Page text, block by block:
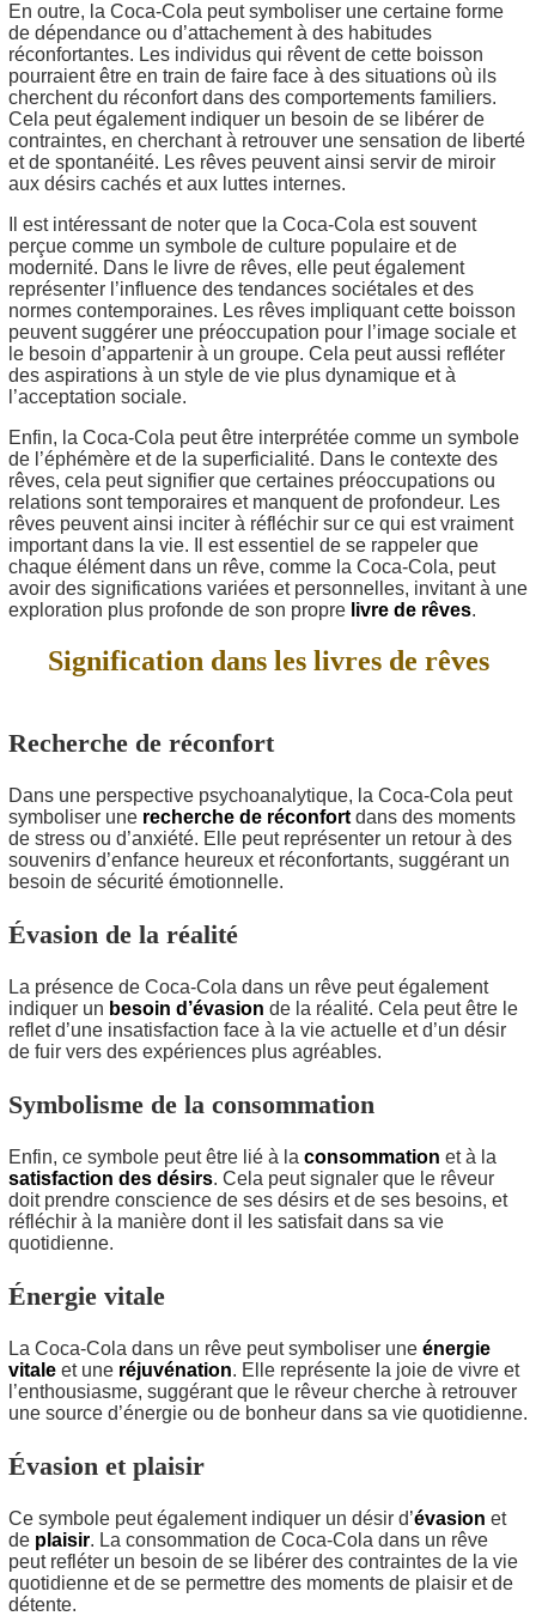
En outre, la Coca-Cola peut symboliser une certaine forme
de dépendance ou d’attachement à des habitudes
réconfortantes. Les individus qui rêvent de cette boisson
pourraient être en train de faire face à des situations où ils
cherchent du réconfort dans des comportements familiers.
Cela peut également indiquer un besoin de se libérer de
contraintes, en cherchant à retrouver une sensation de liberté
et de spontanéité. Les rêves peuvent ainsi servir de miroir
aux désirs cachés et aux luttes internes.
Il est intéressant de noter que la Coca-Cola est souvent
perçue comme un symbole de culture populaire et de
modernité. Dans le livre de rêves, elle peut également
représenter l’influence des tendances sociétales et des
normes contemporaines. Les rêves impliquant cette boisson
peuvent suggérer une préoccupation pour l’image sociale et
le besoin d’appartenir à un groupe. Cela peut aussi refléter
des aspirations à un style de vie plus dynamique et à
l’acceptation sociale.
Enfin, la Coca-Cola peut être interprétée comme un symbole
de l’éphémère et de la superficialité. Dans le contexte des
rêves, cela peut signifier que certaines préoccupations ou
relations sont temporaires et manquent de profondeur. Les
rêves peuvent ainsi inciter à réfléchir sur ce qui est vraiment
important dans la vie. Il est essentiel de se rappeler que
chaque élément dans un rêve, comme la Coca-Cola, peut
avoir des significations variées et personnelles, invitant à une
exploration plus profonde de son propre livre de rêves.
Signification dans les livres de rêves
Recherche de réconfort
Dans une perspective psychoanalytique, la Coca-Cola peut
symboliser une recherche de réconfort dans des moments
de stress ou d’anxiété. Elle peut représenter un retour à des
souvenirs d’enfance heureux et réconfortants, suggérant un
besoin de sécurité émotionnelle.
Évasion de la réalité
La présence de Coca-Cola dans un rêve peut également
indiquer un besoin d’évasion de la réalité. Cela peut être le
reflet d’une insatisfaction face à la vie actuelle et d’un désir
de fuir vers des expériences plus agréables.
Symbolisme de la consommation
Enfin, ce symbole peut être lié à la consommation et à la
satisfaction des désirs. Cela peut signaler que le rêveur
doit prendre conscience de ses désirs et de ses besoins, et
réfléchir à la manière dont il les satisfait dans sa vie
quotidienne.
Énergie vitale
La Coca-Cola dans un rêve peut symboliser une énergie
vitale et une réjuvénation. Elle représente la joie de vivre et
l’enthousiasme, suggérant que le rêveur cherche à retrouver
une source d’énergie ou de bonheur dans sa vie quotidienne.
Évasion et plaisir
Ce symbole peut également indiquer un désir d’évasion et
de plaisir. La consommation de Coca-Cola dans un rêve
peut refléter un besoin de se libérer des contraintes de la vie
quotidienne et de se permettre des moments de plaisir et de
détente.